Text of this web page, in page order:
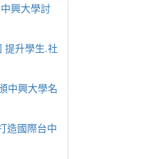
興大學討
提升學生.社
中興大學名
造國際台中